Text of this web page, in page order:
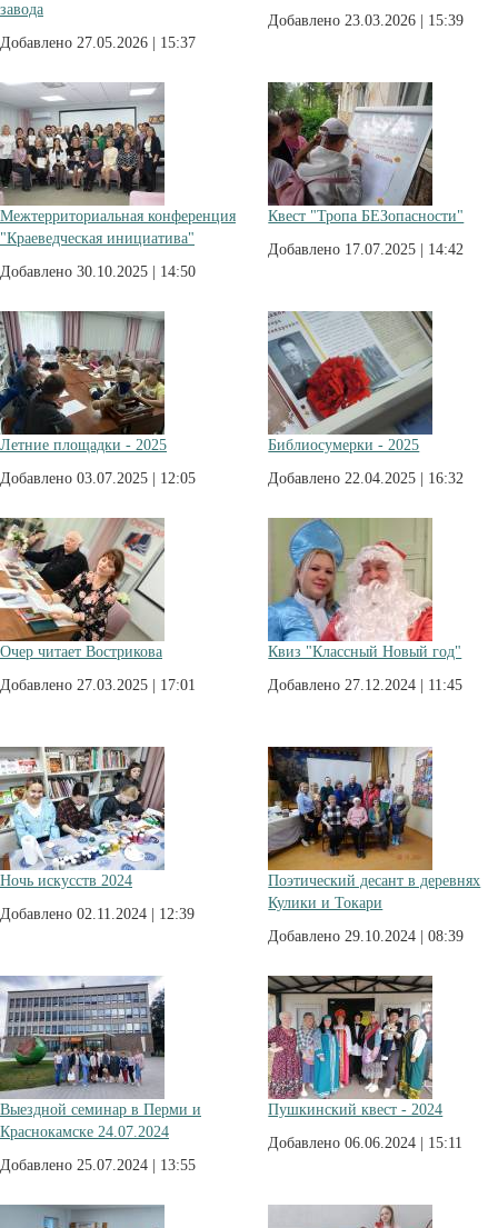
завода
Добавлено 27.05.2026 | 15:37
Добавлено 23.03.2026 | 15:39
Межтерриториальная конференция
"Краеведческая инициатива"
Добавлено 30.10.2025 | 14:50
Квест "Тропа БЕЗопасности"
Добавлено 17.07.2025 | 14:42
Летние площадки - 2025
Добавлено 03.07.2025 | 12:05
Библиосумерки - 2025
Добавлено 22.04.2025 | 16:32
Очер читает Вострикова
Добавлено 27.03.2025 | 17:01
Квиз "Классный Новый год"
Добавлено 27.12.2024 | 11:45
Ночь искусств 2024
Добавлено 02.11.2024 | 12:39
Поэтический десант в деревнях
Кулики и Токари
Добавлено 29.10.2024 | 08:39
Выездной семинар в Перми и
Краснокамске 24.07.2024
Добавлено 25.07.2024 | 13:55
Пушкинский квест - 2024
Добавлено 06.06.2024 | 15:11